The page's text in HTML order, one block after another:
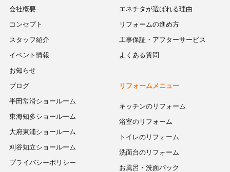
会社概要
コンセプト
スタッフ紹介
イベント情報
お知らせ
ブログ
半田常滑ショールーム
東海知多ショールーム
大府東浦ショールーム
刈谷知立ショールーム
プライバシーポリシー
エネチタが選ばれる理由
リフォームの進め方
工事保証・アフターサービス
よくある質問
リフォームメニュー
キッチンのリフォーム
浴室のリフォーム
トイレのリフォーム
洗面台のリフォーム
お風呂・洗面パック